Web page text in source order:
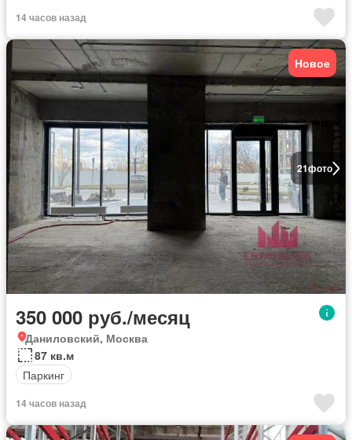
14 часов назад
21фото
Новое
350 000 руб./месяц
Даниловский, Москва
87 кв.м
Паркинг
14 часов назад